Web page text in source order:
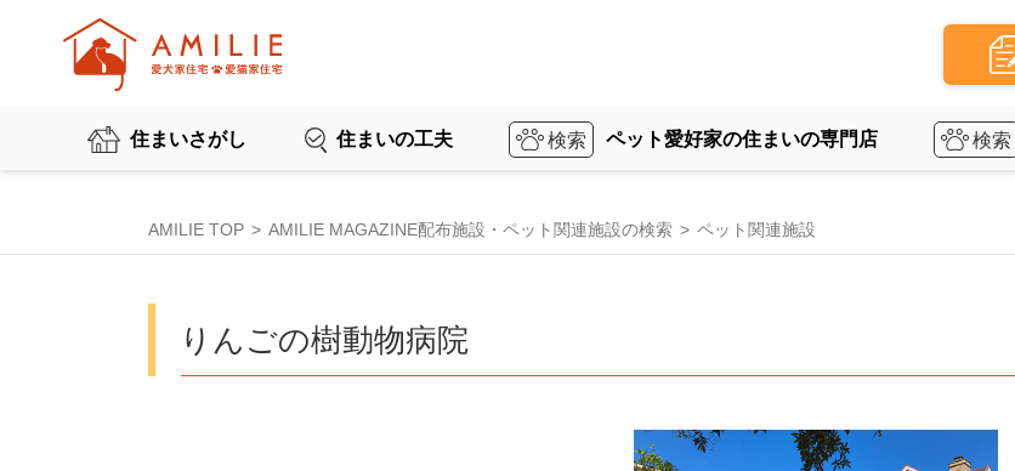
住まいさがし 住まいの工夫 ペット愛好家の住まいの専門店
AMILIE TOP AMILIE MAGAZINE配布施設・ペット関連施設の検索 ペット関連施設
りんごの樹動物病院